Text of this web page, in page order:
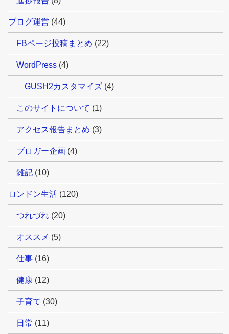
ブログ運営 (44)
FBページ投稿まとめ (22)
WordPress (4)
GUSH2カスタマイズ (4)
このサイトについて (1)
アクセス報告まとめ (3)
ブロガー企画 (4)
雑記 (10)
ロンドン生活 (120)
つれづれ (20)
オススメ (5)
仕事 (16)
健康 (12)
子育て (30)
日常 (11)